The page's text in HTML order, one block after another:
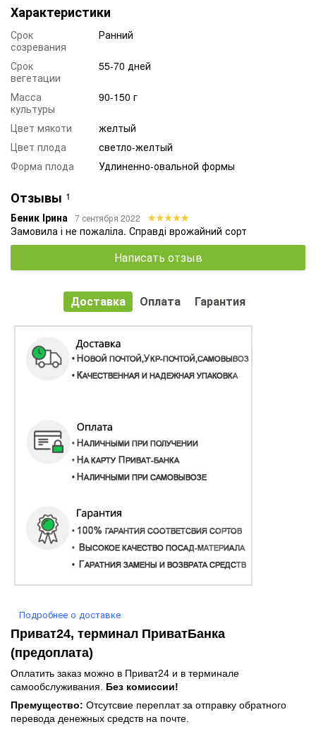
Характеристики
Срок
созревания
Ранний
Срок
вегетации
55-70 дней
Масса
культуры
90-150 г
Цвет мякоти
желтый
Цвет плода
светло-желтый
Форма плода
Удлиненно-овальной формы
Отзывы 1
Беник Ірина 7 сентября 2022
Замовила і не пожаліла. Справді врожайний сорт
Написать отзыв
Доставка Оплата Гарантия
Подробнее о доставке
Приват24, терминал ПриватБанка
(предоплата)
Оплатить заказ можно в Приват24 и в терминале
самообслуживания. Без комиссии!
Премущество: Отсутсвие переплат за отправку обратного
перевода денежных средств на почте.